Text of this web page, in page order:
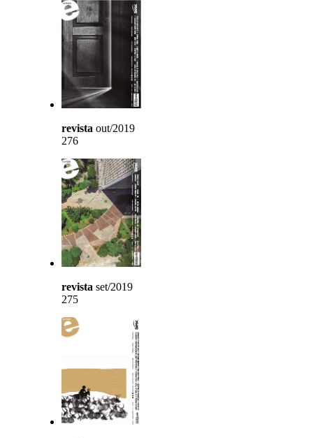
revista out/2019
276
revista set/2019
275